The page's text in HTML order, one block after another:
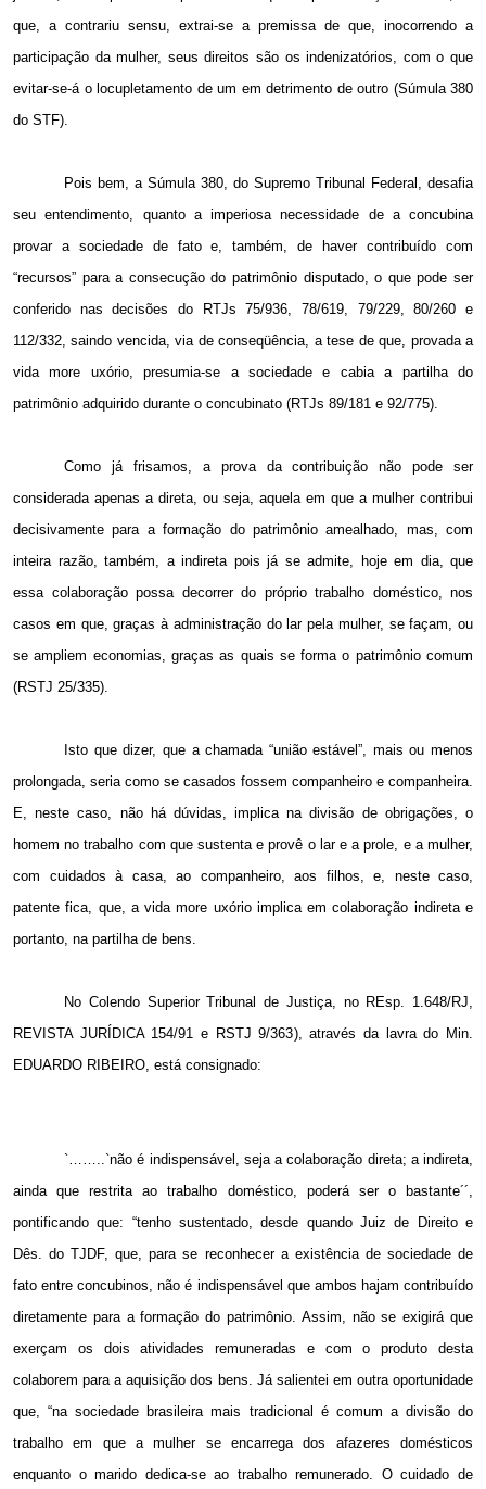
que, a contrariu sensu, extrai-se a premissa de que, inocorrendo a
participação da mulher, seus direitos são os indenizatórios, com o que
evitar-se-á o locupletamento de um em detrimento de outro (Súmula 380
do STF).
Pois bem, a Súmula 380, do Supremo Tribunal Federal, desafia
seu entendimento, quanto a imperiosa necessidade de a concubina
provar a sociedade de fato e, também, de haver contribuído com
“recursos” para a consecução do patrimônio disputado, o que pode ser
conferido nas decisões do RTJs 75/936, 78/619, 79/229, 80/260 e
112/332, saindo vencida, via de conseqüência, a tese de que, provada a
vida more uxório, presumia-se a sociedade e cabia a partilha do
patrimônio adquirido durante o concubinato (RTJs 89/181 e 92/775).
Como já frisamos, a prova da contribuição não pode ser
considerada apenas a direta, ou seja, aquela em que a mulher contribui
decisivamente para a formação do patrimônio amealhado, mas, com
inteira razão, também, a indireta pois já se admite, hoje em dia, que
essa colaboração possa decorrer do próprio trabalho doméstico, nos
casos em que, graças à administração do lar pela mulher, se façam, ou
se ampliem economias, graças as quais se forma o patrimônio comum
(RSTJ 25/335).
Isto que dizer, que a chamada “união estável”, mais ou menos
prolongada, seria como se casados fossem companheiro e companheira.
E, neste caso, não há dúvidas, implica na divisão de obrigações, o
homem no trabalho com que sustenta e provê o lar e a prole, e a mulher,
com cuidados à casa, ao companheiro, aos filhos, e, neste caso,
patente fica, que, a vida more uxório implica em colaboração indireta e
portanto, na partilha de bens.
No Colendo Superior Tribunal de Justiça, no REsp. 1.648/RJ,
REVISTA JURÍDICA 154/91 e RSTJ 9/363), através da lavra do Min.
EDUARDO RIBEIRO, está consignado:
`……..`não é indispensável, seja a colaboração direta; a indireta,
ainda que restrita ao trabalho doméstico, poderá ser o bastante´´,
pontificando que: “tenho sustentado, desde quando Juiz de Direito e
Dês. do TJDF, que, para se reconhecer a existência de sociedade de
fato entre concubinos, não é indispensável que ambos hajam contribuído
diretamente para a formação do patrimônio. Assim, não se exigirá que
exerçam os dois atividades remuneradas e com o produto desta
colaborem para a aquisição dos bens. Já salientei em outra oportunidade
que, “na sociedade brasileira mais tradicional é comum a divisão do
trabalho em que a mulher se encarrega dos afazeres domésticos
enquanto o marido dedica-se ao trabalho remunerado. O cuidado de